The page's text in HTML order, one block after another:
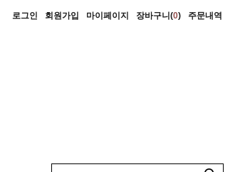
로그인 회원가입 마이페이지 장바구니(0) 주문내역